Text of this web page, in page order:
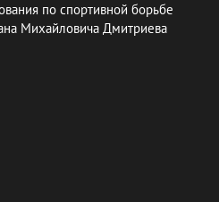
по спортивной борьбе
Михайловича Дмитриева